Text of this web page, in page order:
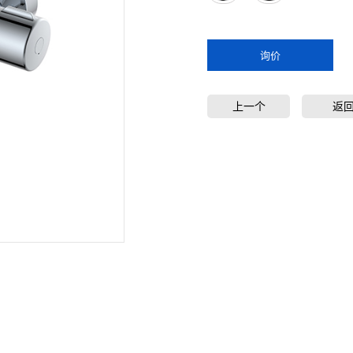
询价
上一个 返回